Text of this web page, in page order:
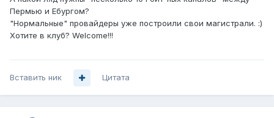
Пермью и Ебургом?
"Нормальные" провайдеры уже построили свои магистрали. :)
Хотите в клуб? Welcome!!!
Вставить ник Цитата